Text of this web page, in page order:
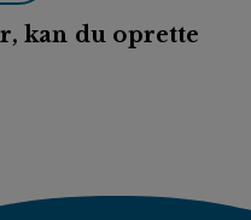
kan du oprette